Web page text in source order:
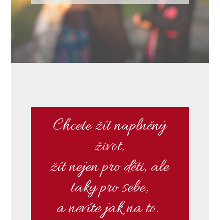
Chcete žít naplněný
život,
žít nejen pro děti, ale
taky pro sebe,
a nevíte jak na to.